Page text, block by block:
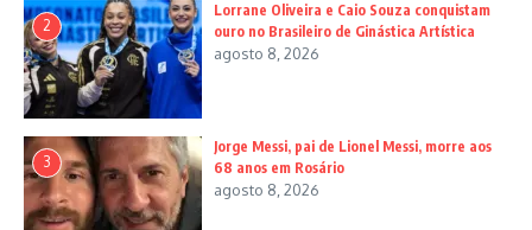
2
Lorrane Oliveira e Caio Souza conquistam
ouro no Brasileiro de Ginástica Artística
agosto 8, 2026
3
Jorge Messi, pai de Lionel Messi, morre aos
68 anos em Rosário
agosto 8, 2026